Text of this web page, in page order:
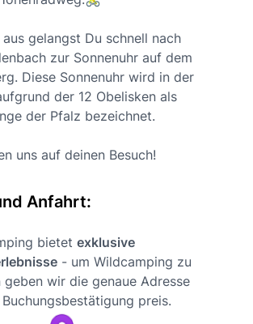
gelangst Du schnell nach
zur Sonnenuhr auf dem
Diese Sonnenuhr wird in der
der 12 Obelisken als
der Pfalz bezeichnet.
uns auf deinen Besuch!
Anfahrt:
bietet exklusive
- um Wildcamping zu
geben wir die genaue Adresse
preis.